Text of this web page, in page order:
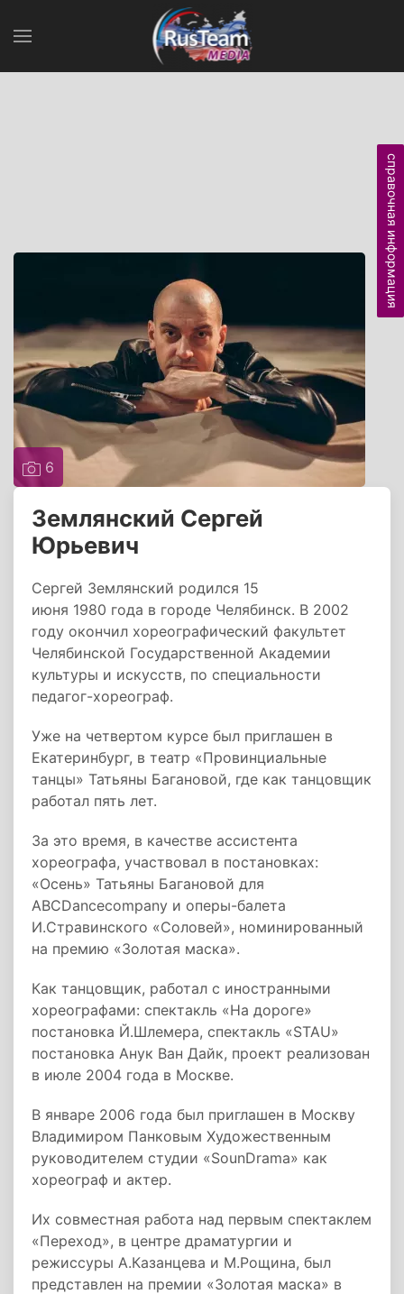
6
Землянский Сергей
Юрьевич
Сергей Землянский родился 15
июня 1980 года в городе Челябинск. В 2002
году окончил хореографический факультет
Челябинской Государственной Академии
культуры и искусств, по специальности
педагог-хореограф.
Уже на четвертом курсе был приглашен в
Екатеринбург, в театр «Провинциальные
танцы» Татьяны Багановой, где как танцовщик
работал пять лет.
За это время, в качестве ассистента
хореографа, участвовал в постановках:
«Осень» Татьяны Багановой для
ABCDancecompany и оперы-балета
И.Стравинского «Соловей», номинированный
на премию «Золотая маска».
Как танцовщик, работал с иностранными
хореографами: спектакль «На дороге»
постановка Й.Шлемера, спектакль «STAU»
постановка Анук Ван Дайк, проект реализован
в июле 2004 года в Москве.
В январе 2006 года был приглашен в Москву
Владимиром Панковым Художественным
руководителем студии «SounDrama» как
хореограф и актер.
Их совместная работа над первым спектаклем
«Переход», в центре драматургии и
режиссуры А.Казанцева и М.Рощина, был
представлен на премии «Золотая маска» в
справочная информация